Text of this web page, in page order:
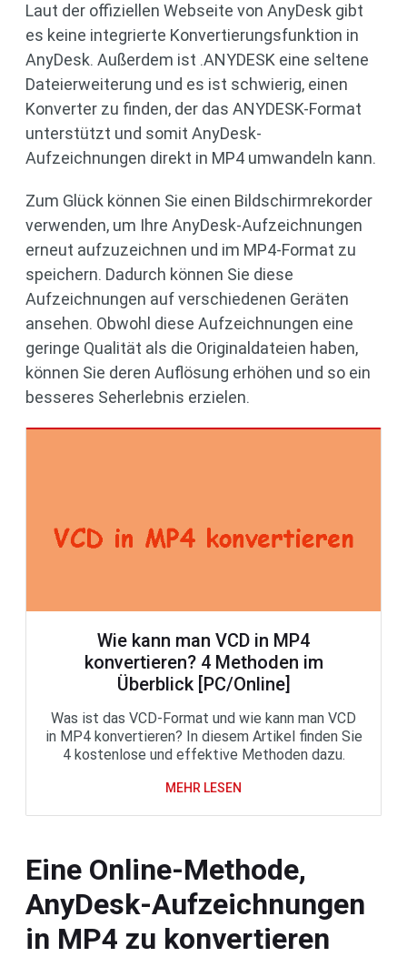
Laut der offiziellen Webseite von AnyDesk gibt
es keine integrierte Konvertierungsfunktion in
AnyDesk. Außerdem ist .ANYDESK eine seltene
Dateierweiterung und es ist schwierig, einen
Konverter zu finden, der das ANYDESK-Format
unterstützt und somit AnyDesk-
Aufzeichnungen direkt in MP4 umwandeln kann.
Zum Glück können Sie einen Bildschirmrekorder
verwenden, um Ihre AnyDesk-Aufzeichnungen
erneut aufzuzeichnen und im MP4-Format zu
speichern. Dadurch können Sie diese
Aufzeichnungen auf verschiedenen Geräten
ansehen. Obwohl diese Aufzeichnungen eine
geringe Qualität als die Originaldateien haben,
können Sie deren Auflösung erhöhen und so ein
besseres Seherlebnis erzielen.
Wie kann man VCD in MP4
konvertieren? 4 Methoden im
Überblick [PC/Online]
Was ist das VCD-Format und wie kann man VCD
in MP4 konvertieren? In diesem Artikel finden Sie
4 kostenlose und effektive Methoden dazu.
MEHR LESEN
Eine Online-Methode,
AnyDesk-Aufzeichnungen
in MP4 zu konvertieren